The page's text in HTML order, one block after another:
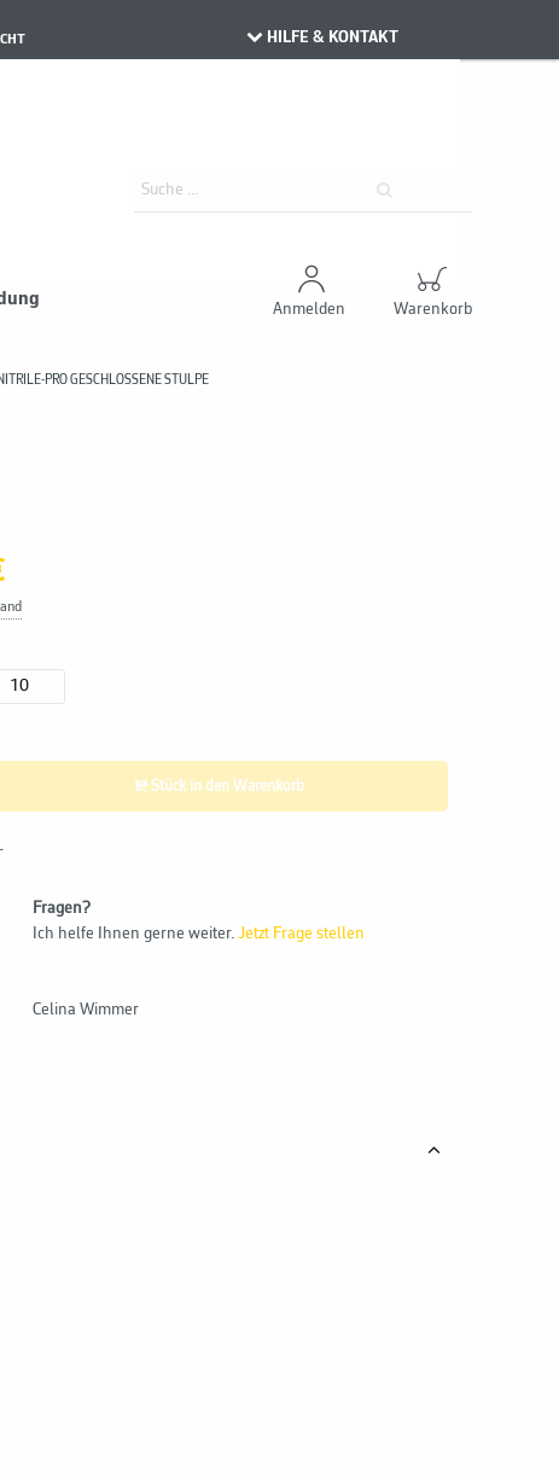
HILFE & KONTAKT
Anmelden Warenkorb
PRO GESCHLOSSENE STULPE
10
Stück in den Warenkorb
-
Fragen?
Ich helfe Ihnen gerne weiter.Jetzt Frage stellen
Celina Wimmer